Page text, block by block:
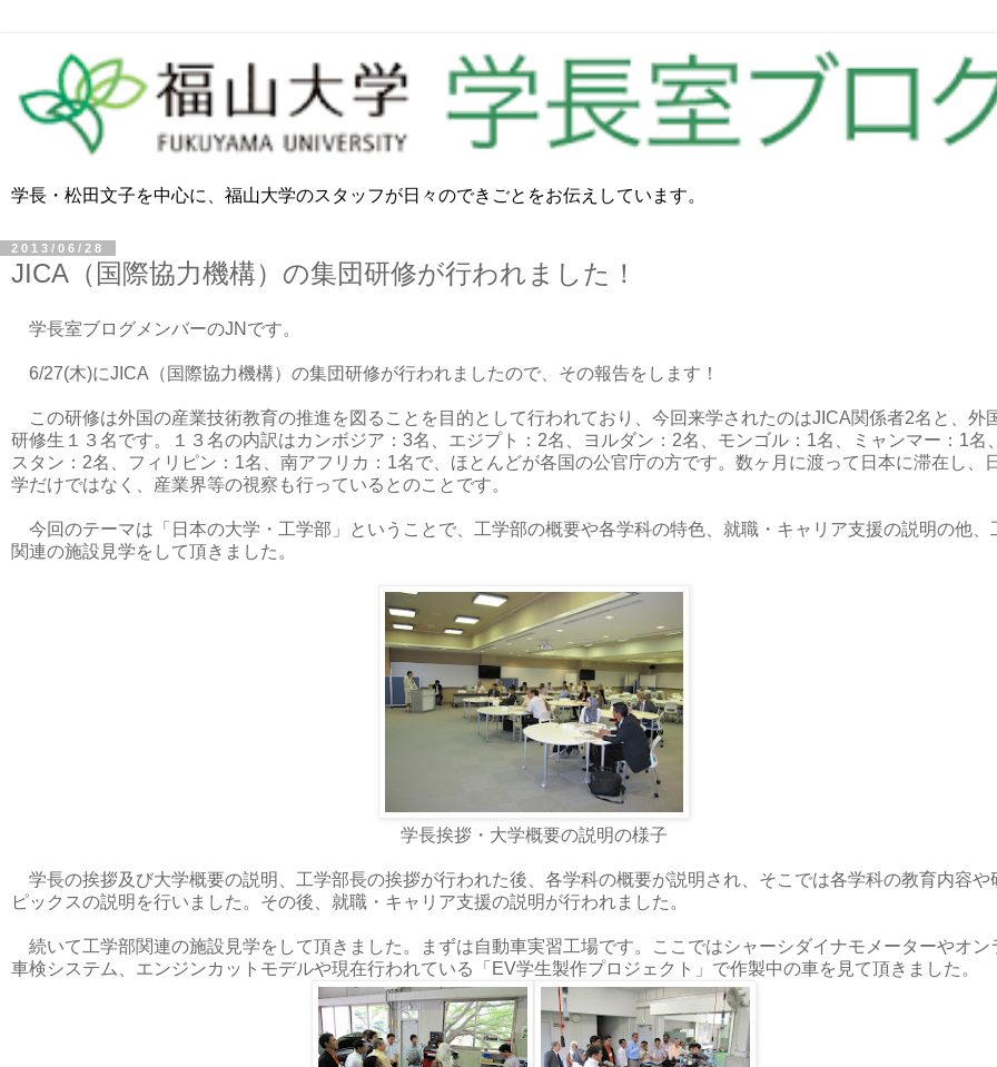
学長・松田文子を中心に、福山大学のスタッフが日々のできごとをお伝えしています。
2013/06/28
JICA（国際協力機構）の集団研修が行われました！
学長室ブログメンバーのJNです。
6/27(木)にJICA（国際協力機構）の集団研修が行われましたので、その報告をします！
この研修は外国の産業技術教育の推進を図ることを目的として行われており、今回来学されたのはJICA関係者2名と、外
研修生１３名です。１３名の内訳はカンボジア：3名、エジプト：2名、ヨルダン：2名、モンゴル：1名、ミャンマー：1名
スタン：2名、フィリピン：1名、南アフリカ：1名で、ほとんどが各国の公官庁の方です。数ヶ月に渡って日本に滞在し、
学だけではなく、産業界等の視察も行っているとのことです。
今回のテーマは「日本の大学・工学部」ということで、工学部の概要や各学科の特色、就職・キャリア支援の説明の他、
関連の施設見学をして頂きました。
学長挨拶・大学概要の説明の様子
学長の挨拶及び大学概要の説明、工学部長の挨拶が行われた後、各学科の概要が説明され、そこでは各学科の教育内容や
ピックスの説明を行いました。その後、就職・キャリア支援の説明が行われました。
続いて工学部関連の施設見学をして頂きました。まずは自動車実習工場です。ここではシャーシダイナモメーターやオン
車検システム、エンジンカットモデルや現在行われている「EV学生製作プロジェクト」で作製中の車を見て頂きました。